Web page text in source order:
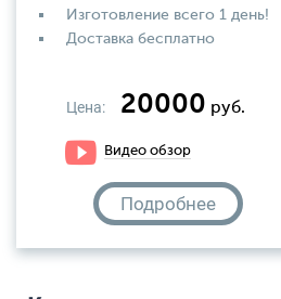
Изготовление всего 1 день!
Доставка бесплатно
Цена: 20000 руб.
Видео обзор
Подробнее